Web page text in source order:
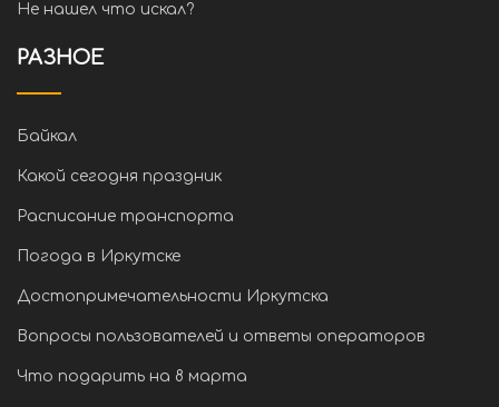
Не нашел что искал?
РАЗНОЕ
Байкал
Какой сегодня праздник
Расписание транспорта
Погода в Иркутске
Достопримечательности Иркутска
Вопросы пользователей и ответы операторов
Что подарить на 8 марта